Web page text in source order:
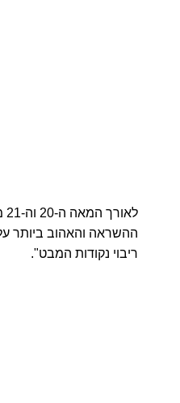
ההשראה והאהוב ביותר
ריבוי נקודות המבט".